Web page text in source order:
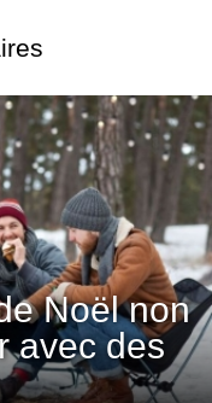
Noël non
avec des